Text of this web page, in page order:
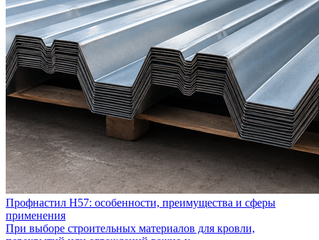
Профнастил Н57: особенности, преимущества и сферы
применения
При выборе строительных материалов для кровли,